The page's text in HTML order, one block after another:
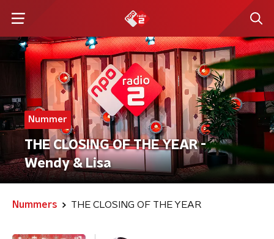
Nummer
THE CLOSING OF THE YEAR -
Wendy & Lisa
Nummers THE CLOSING OF THE YEAR